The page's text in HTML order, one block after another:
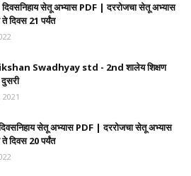
दिवसनिहाय सेतू अभ्यास PDF | दररोजचा सेतू अभ्यास
दिवस 21 पर्यंत
Swadhyay std - 2nd शालेय शिक्षण
दुसरी
सेतू अभ्यास PDF | दररोजचा सेतू अभ्यास
दिवस 20 पर्यंत